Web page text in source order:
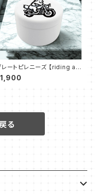
レートピレニーズ 【riding a
】｜おでかけトリ
ツ缶
る